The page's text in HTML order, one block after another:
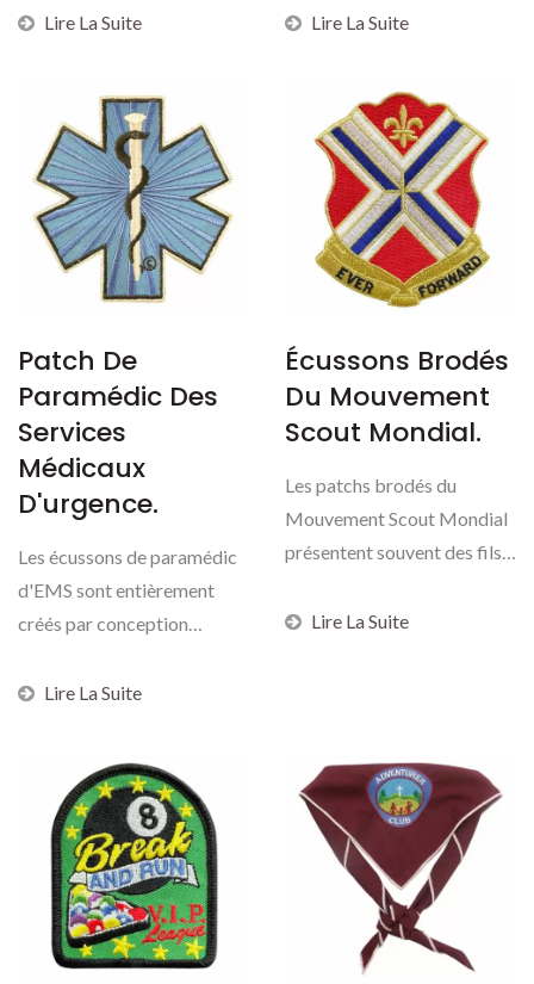
Lire La Suite
uniformes,...
Lire La Suite
Patch De
Paramédic Des
Services
Médicaux
D'urgence.
Les écussons de paramédic
d'EMS sont entièrement
créés par conception
Lire La Suite
Écussons Brodés
Du Mouvement
Scout Mondial.
Les patchs brodés du
Mouvement Scout Mondial
présentent souvent des fils
Lire La Suite